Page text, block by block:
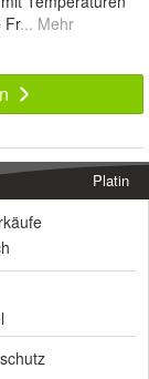
Fr... Mehr
Platin